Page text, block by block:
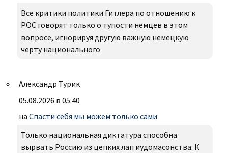
Все критики политики Гитлера по отношению к
РОС говорят только о тупости немцев в этом
вопросе, игнорируя другую важную немецкую
черту национального
Александр Турик
05.08.2026 в 05:40
на Спасти себя мы можем только сами
Только национальная диктатура способна
вырвать Россию из цепких лап иудомасонства. К